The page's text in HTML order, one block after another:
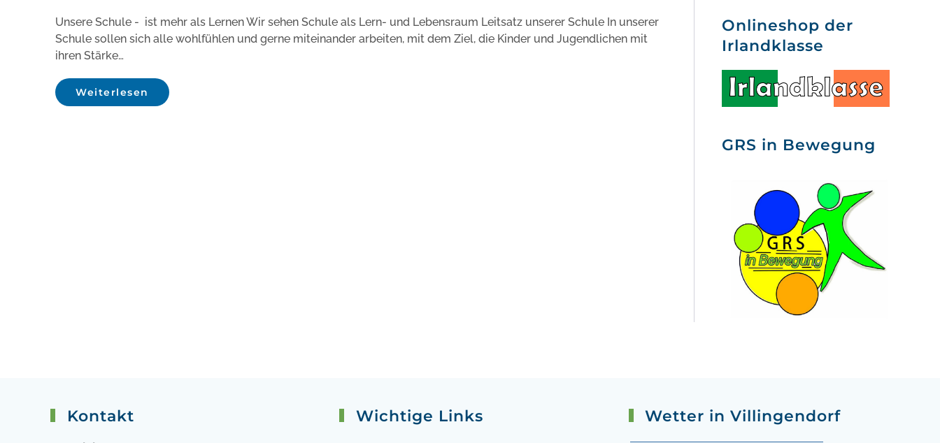
Unsere Schule - ist mehr als Lernen Wir sehen Schule als Lern- und Lebensraum Leitsatz unserer Schule In unserer
Schule sollen sich alle wohlfühlen und gerne miteinander arbeiten, mit dem Ziel, die Kinder und Jugendlichen mit
ihren Stärke…
Weiterlesen
Onlineshop der
Irlandklasse
GRS in Bewegung
Kontakt Wichtige Links Wetter in Villingendorf